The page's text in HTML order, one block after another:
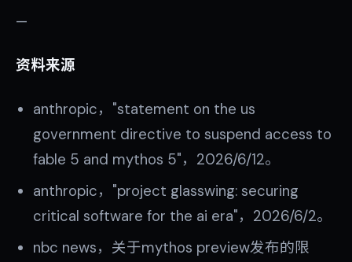
—
资料来源
anthropic，"statement on the us
government directive to suspend access to
fable 5 and mythos 5"，2026/6/12。
anthropic，"project glasswing: securing
critical software for the ai era"，2026/6/2。
nbc news，关于mythos preview发布的限